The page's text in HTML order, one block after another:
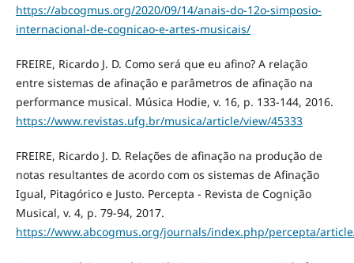
https://abcogmus.org/2020/09/14/anais-do-12o-simposio-
internacional-de-cognicao-e-artes-musicais/
FREIRE, Ricardo J. D. Como será que eu afino? A relação
entre sistemas de afinação e parâmetros de afinação na
performance musical. Música Hodie, v. 16, p. 133-144, 2016.
https://www.revistas.ufg.br/musica/article/view/45333
FREIRE, Ricardo J. D. Relações de afinação na produção de
notas resultantes de acordo com os sistemas de Afinação
Igual, Pitagórico e Justo. Percepta - Revista de Cognição
Musical, v. 4, p. 79-94, 2017.
https://www.abcogmus.org/journals/index.php/percepta/